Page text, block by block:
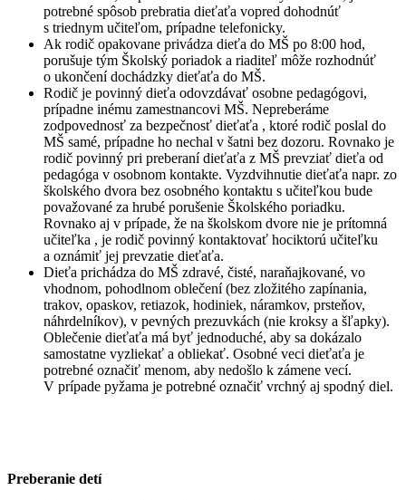
potrebné spôsob prebratia dieťaťa vopred dohodnúť
s triednym učiteľom, prípadne telefonicky.
Ak rodič opakovane privádza dieťa do MŠ po 8:00 hod,
porušuje tým Školský poriadok a riaditeľ môže rozhodnúť
o ukončení dochádzky dieťaťa do MŠ.
Rodič je povinný dieťa odovzdávať osobne pedagógovi,
prípadne inému zamestnancovi MŠ. Nepreberáme
zodpovednosť za bezpečnosť dieťaťa , ktoré rodič poslal do
MŠ samé, prípadne ho nechal v šatni bez dozoru. Rovnako je
rodič povinný pri preberaní dieťaťa z MŠ prevziať dieťa od
pedagóga v osobnom kontakte. Vyzdvihnutie dieťaťa napr. zo
školského dvora bez osobného kontaktu s učiteľkou bude
považované za hrubé porušenie Školského poriadku.
Rovnako aj v prípade, že na školskom dvore nie je prítomná
učiteľka , je rodič povinný kontaktovať hociktorú učiteľku
a oznámiť jej prevzatie dieťaťa.
Dieťa prichádza do MŠ zdravé, čisté, naraňajkované, vo
vhodnom, pohodlnom oblečení (bez zložitého zapínania,
trakov, opaskov, retiazok, hodiniek, náramkov, prsteňov,
náhrdelníkov), v pevných prezuvkách (nie kroksy a šľapky).
Oblečenie dieťaťa má byť jednoduché, aby sa dokázalo
samostatne vyzliekať a obliekať. Osobné veci dieťaťa je
potrebné označiť menom, aby nedošlo k zámene vecí.
V prípade pyžama je potrebné označiť vrchný aj spodný diel.
Preberanie detí